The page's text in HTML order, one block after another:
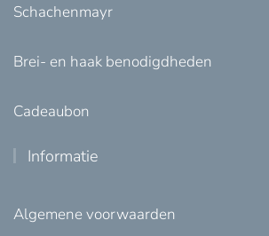
Schachenmayr
Brei- en haak benodigdheden
Cadeaubon
Informatie
Algemene voorwaarden